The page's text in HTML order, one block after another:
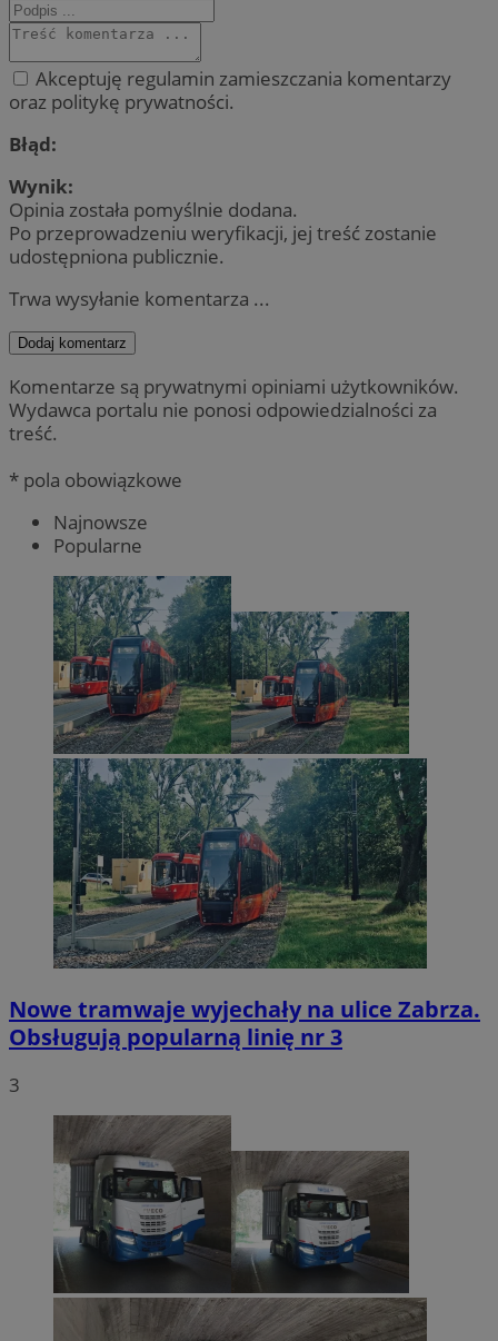
Akceptuję regulamin zamieszczania komentarzy
oraz politykę prywatności.
Błąd:
Wynik:
Opinia została pomyślnie dodana.
Po przeprowadzeniu weryfikacji, jej treść zostanie
udostępniona publicznie.
Trwa wysyłanie komentarza ...
Dodaj komentarz
Komentarze są prywatnymi opiniami użytkowników.
Wydawca portalu nie ponosi odpowiedzialności za
treść.
* pola obowiązkowe
Najnowsze
Popularne
Nowe tramwaje wyjechały na ulice Zabrza.
Obsługują popularną linię nr 3
3